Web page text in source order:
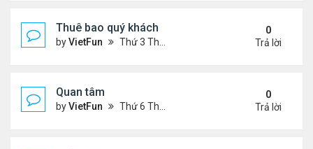
Thuê bao quý khách
byVietFun Thứ 3 Tháng 11 22, 2022 12:14 pm
0
Trả lời
Quan tâm
byVietFun Thứ 6 Tháng 8 12, 2022 12:54 pm
0
Trả lời